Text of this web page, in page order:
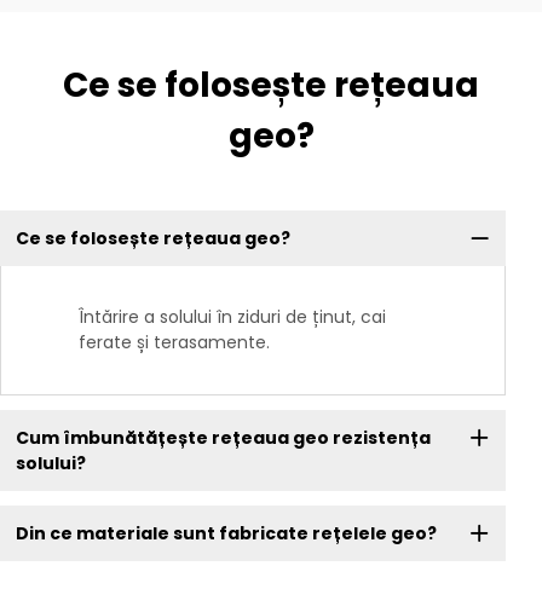
Ce se folosește rețeaua
geo?
Ce se folosește rețeaua geo?
Întărire a solului în ziduri de ținut, cai
ferate și terasamente.
Cum îmbunătățește rețeaua geo rezistența
solului?
Din ce materiale sunt fabricate rețelele geo?